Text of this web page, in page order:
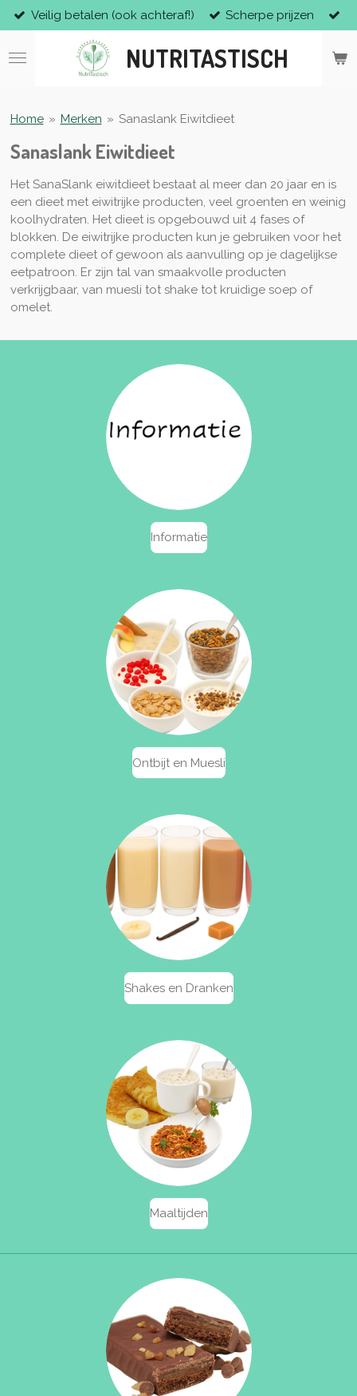
Ga
direct
naar
NUTRITASTISCH
Veilig betalen (ook achteraf!) Scherpe prijzen
Home » Merken » Sanaslank Eiwitdieet
Sanaslank Eiwitdieet
Het SanaSlank eiwitdieet bestaat al meer dan 20 jaar en is
een dieet met eiwitrijke producten, veel groenten en weinig
koolhydraten. Het dieet is opgebouwd uit 4 fases of
blokken. De eiwitrijke producten kun je gebruiken voor het
complete dieet of gewoon als aanvulling op je dagelijkse
eetpatroon. Er zijn tal van smaakvolle producten
verkrijgbaar, van muesli tot shake tot kruidige soep of
omelet.
Informatie
Ontbijt en Muesli
Shakes en Dranken
Maaltijden